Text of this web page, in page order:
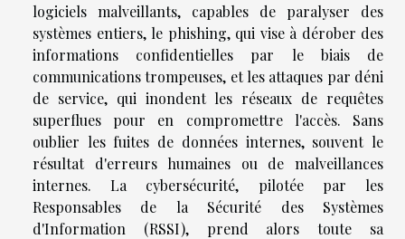
logiciels malveillants, capables de paralyser des
systèmes entiers, le phishing, qui vise à dérober des
informations confidentielles par le biais de
communications trompeuses, et les attaques par déni
de service, qui inondent les réseaux de requêtes
superflues pour en compromettre l'accès. Sans
oublier les fuites de données internes, souvent le
résultat d'erreurs humaines ou de malveillances
internes. La cybersécurité, pilotée par les
Responsables de la Sécurité des Systèmes
d'Information (RSSI), prend alors toute sa